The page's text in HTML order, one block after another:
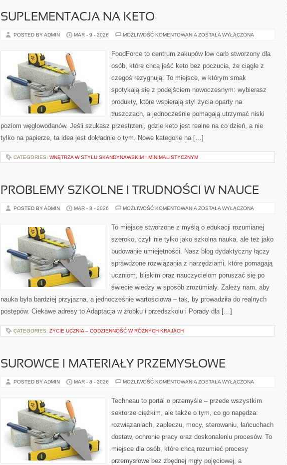
SUPLEMENTACJA NA KETO
POSTED BY ADMIN MAR - 9 - 2026 MOŻLIWOŚĆ KOMENTOWANIA SUPLEMENTACJA
ZOSTAŁA WYŁĄCZONA
FoodForce to centrum zakupów low carb stworzony dla
osób, które chcą jeść keto bez poczucia, że ciągle z
czegoś rezygnują. To miejsce, w którym smak
spotykają się z podejściem nowoczesnym: wybierasz
produkty, które wspierają styl życia oparty na
tłuszczach, a jednocześnie pomagają utrzymać niski
poziom węglowodanów. Jeśli szukasz przestrzeni, gdzie keto jest realne na co dzień, a nie
tylko na papierze, ta idea jest dokładnie o tym. Nowe kategorie na […]
CATEGORIES: WNĘTRZA W STYLU SKANDYNAWSKIM I MINIMALISTYCZNYM
PROBLEMY SZKOLNE I TRUDNOŚCI W NAUCE
POSTED BY ADMIN MAR - 8 - 2026 MOŻLIWOŚĆ KOMENTOWANIA PROBLEMY
TRUDNOŚCI
W
ZOSTAŁA WYŁĄCZONA
To miejsce stworzone z myślą o edukacji rozumianej
szeroko, czyli nie tylko jako szkolna nauka, ale też jako
budowanie umiejętności. Nasz blog dydaktyczny łączy
sprawdzone rozwiązania z narzędziami, które pomagają
uczniom, bliskim oraz nauczycielom poruszać się po
świecie wiedzy w sposób zrozumiały. Zależy nam, aby
nauka była bardziej przyjazna, a jednocześnie wartościowa – tak, by prowadziła do realnych
postępów. Ciekawe adresy to Adaptacja w żłobku i przedszkolu i Porady dla […]
CATEGORIES: ŻYCIE UCZNIA – CODZIENNOŚĆ W RÓŻNYCH KRAJACH
SUROWCE I MATERIAŁY PRZEMYSŁOWE
POSTED BY ADMIN MAR - 8 - 2026 MOŻLIWOŚĆ KOMENTOWANIA SUROWCE
PRZEMYSŁOWE
ZOSTAŁA WYŁĄCZONA
Techneau to portal o przemyśle – przede wszystkim
sektorze ciężkim, ale także o tym, co go napędza:
rozwiązaniach, zapleczu, mocy, sterowaniu, łańcuchach
dostaw, ochronie pracy oraz doskonaleniu procesów. To
miejsce dla osób, które chcą rozumieć procesy
przemysłowe bez zbędnej mgły pojęciowej, a